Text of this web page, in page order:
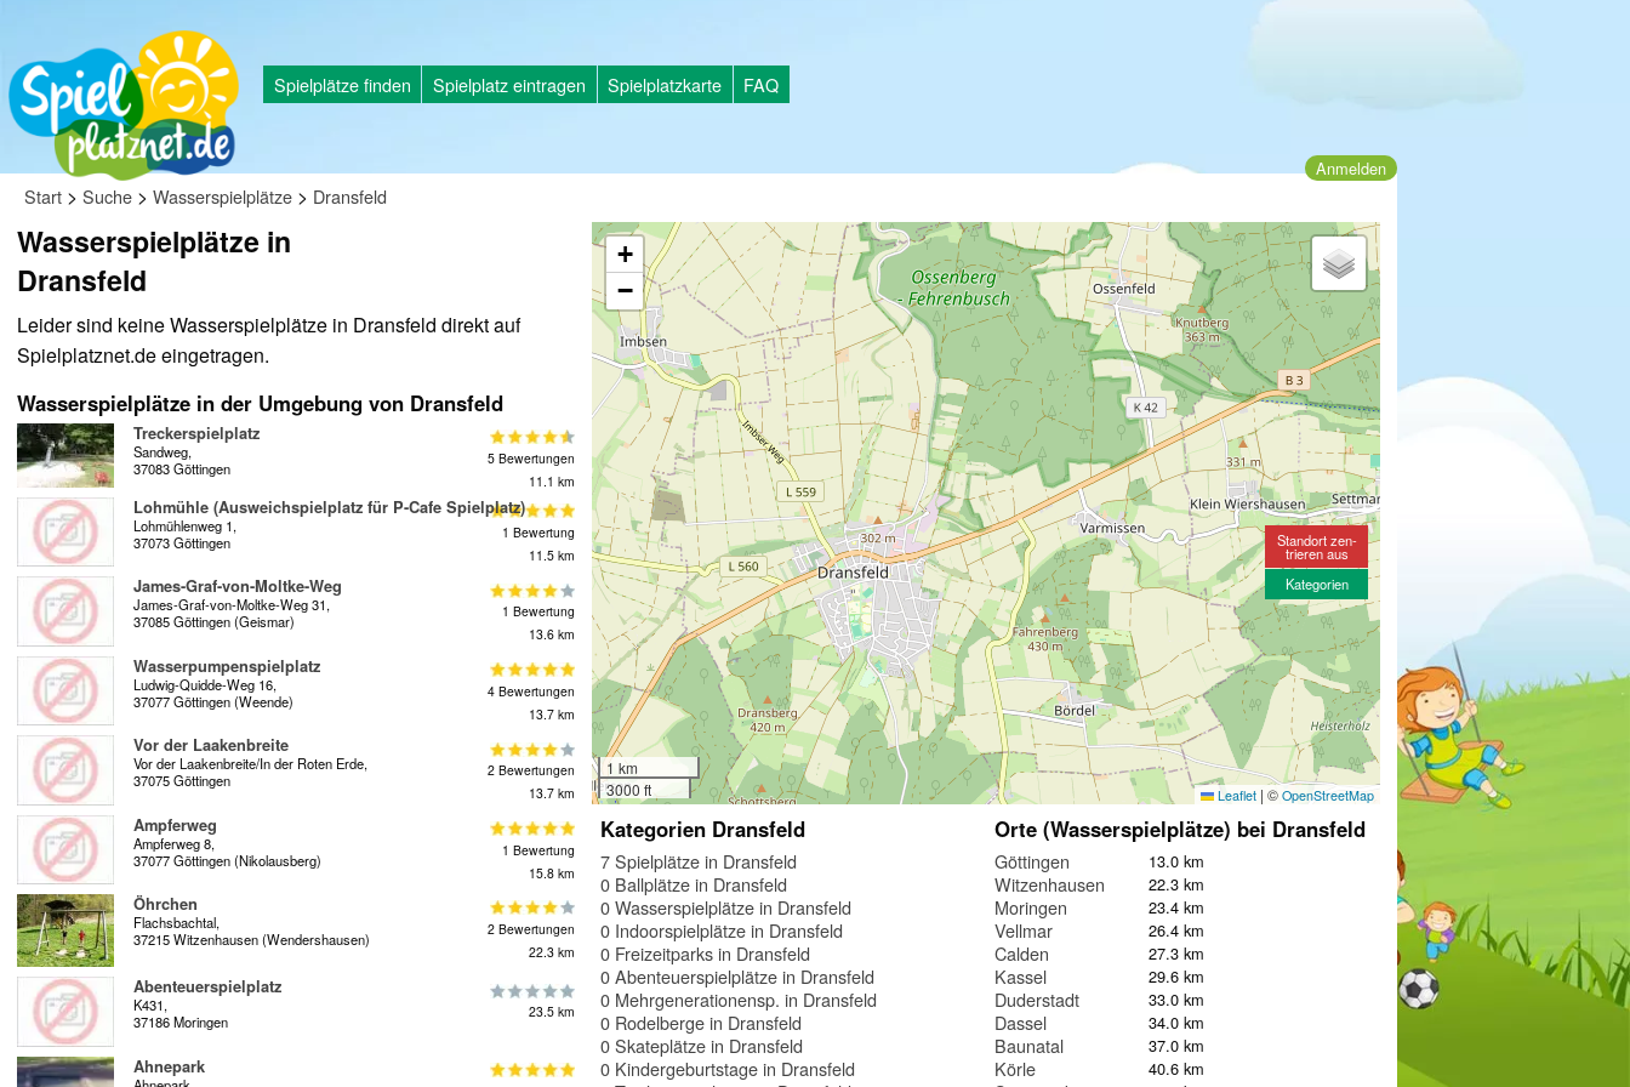
Spielplätze finden Spielplatz eintragen Spielplatzkarte FAQ
Anmelden
Start > Suche > Wasserspielplätze > Dransfeld
Wasserspielplätze in
Dransfeld
Leider sind keine Wasserspielplätze in Dransfeld direkt auf
Spielplatznet.de eingetragen.
Wasserspielplätze in der Umgebung von Dransfeld
Treckerspielplatz
Sandweg,
37083 Göttingen
5 Bewertungen
11.1 km
Lohmühle (Ausweichspielplatz für P-Cafe Spielplatz)
Lohmühlenweg 1,
37073 Göttingen
1 Bewertung
11.5 km
James-Graf-von-Moltke-Weg
James-Graf-von-Moltke-Weg 31,
37085 Göttingen (Geismar)
1 Bewertung
13.6 km
Wasserpumpenspielplatz
Ludwig-Quidde-Weg 16,
37077 Göttingen (Weende)
4 Bewertungen
13.7 km
Vor der Laakenbreite
Vor der Laakenbreite/In der Roten Erde,
37075 Göttingen
2 Bewertungen
13.7 km
Ampferweg
Ampferweg 8,
37077 Göttingen (Nikolausberg)
1 Bewertung
15.8 km
Öhrchen
Flachsbachtal,
37215 Witzenhausen (Wendershausen)
2 Bewertungen
22.3 km
Abenteuerspielplatz
K431,
37186 Moringen
23.5 km
Ahnepark
+
−
1 km
3000 ft
Leaflet | © OpenStreetMap
Standort zen-
trieren aus
Kategorien
Kategorien Dransfeld
7 Spielplätze in Dransfeld
0 Ballplätze in Dransfeld
0 Wasserspielplätze in Dransfeld
0 Indoorspielplätze in Dransfeld
0 Freizeitparks in Dransfeld
0 Abenteuerspielplätze in Dransfeld
0 Mehrgenerationensp. in Dransfeld
0 Rodelberge in Dransfeld
0 Skateplätze in Dransfeld
0 Kindergeburtstage in Dransfeld
Orte (Wasserspielplätze) bei Dransfeld
Göttingen 13.0 km
Witzenhausen 22.3 km
Moringen 23.4 km
Vellmar 26.4 km
Calden 27.3 km
Kassel 29.6 km
Duderstadt 33.0 km
Dassel 34.0 km
Baunatal 37.0 km
Körle 40.6 km